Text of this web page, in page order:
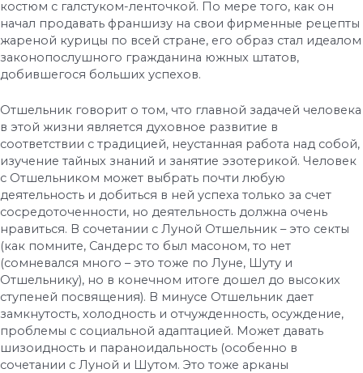
костюм с галстуком-ленточкой. По мере того, как он
начал продавать франшизу на свои фирменные рецепты
жареной курицы по всей стране, его образ стал идеалом
законопослушного гражданина южных штатов,
добившегося больших успехов.
Отшельник говорит о том, что главной задачей человека
в этой жизни является духовное развитие в
соответствии с традицией, неустанная работа над собой,
изучение тайных знаний и занятие эзотерикой. Человек
с Отшельником может выбрать почти любую
деятельность и добиться в ней успеха только за счет
сосредоточенности, но деятельность должна очень
нравиться. В сочетании с Луной Отшельник – это секты
(как помните, Сандерс то был масоном, то нет
(сомневался много – это тоже по Луне, Шуту и
Отшельнику), но в конечном итоге дошел до высоких
ступеней посвящения). В минусе Отшельник дает
замкнутость, холодность и отчужденность, осуждение,
проблемы с социальной адаптацией. Может давать
шизоидность и параноидальность (особенно в
сочетании с Луной и Шутом. Это тоже арканы